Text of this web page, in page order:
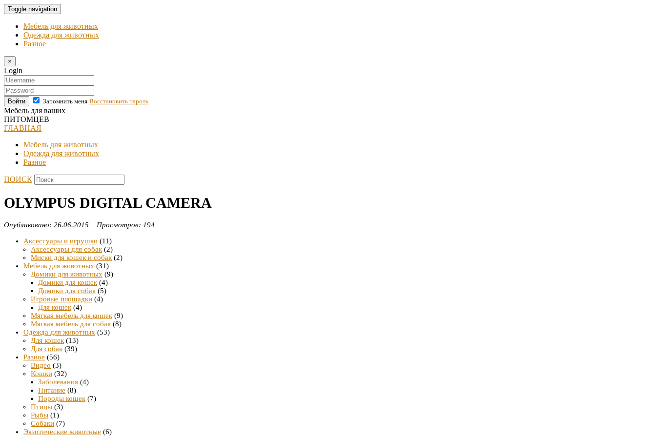
Toggle navigation
Мебель для животных
Одежда для животных
Разное
×
Login
Войти Запомнить меня Восстановить пароль
Мебель для ваших
ПИТОМЦЕВ
ГЛАВНАЯ
Мебель для животных
Одежда для животных
Разное
ПОИСК
OLYMPUS DIGITAL CAMERA
Опубликовано: 26.06.2015 Просмотров: 194
Аксессуары и игрушки (11)
Аксессуары для собак (2)
Миски для кошек и собак (2)
Мебель для животных (31)
Домики для животных (9)
Домики для кошек (4)
Домики для собак (5)
Игровые площадки (4)
Для кошек (4)
Мягкая мебель для кошек (9)
Мягкая мебель для собак (8)
Одежда для животных (53)
Для кошек (13)
Для собак (39)
Разное (56)
Видео (3)
Кошки (32)
Заболевания (4)
Питание (8)
Породы кошек (7)
Птицы (3)
Рыбы (1)
Собаки (7)
Экзотические животные (6)